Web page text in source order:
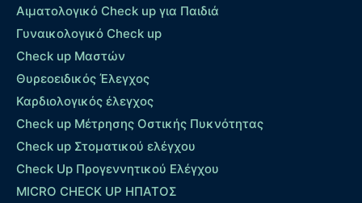
Αιματολογικό Check up για Παιδιά
Γυναικολογικό Check up
Check up Μαστών
Θυρεοειδικός Έλεγχος
Καρδιολογικός έλεγχος
Check up Mέτρησης Οστικής Πυκνότητας
Check up Στοματικού ελέγχου
Check Up Προγεννητικού Ελέγχου
MICRO CHECK UP HΠΑΤΟΣ